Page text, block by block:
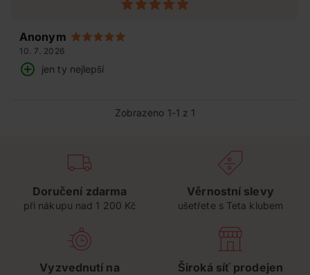
Anonym
10. 7. 2026
jen ty nejlepší
Zobrazeno 1-1 z 1
Doručení zdarma
při nákupu nad 1 200 Kč
Věrnostní slevy
ušetřete s Teta klubem
Vyzvednutí na
Široká síť prodejen